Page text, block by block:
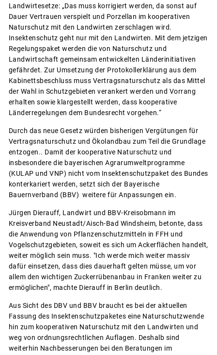
Landwirtesetze: „Das muss korrigiert werden, da sonst auf
Dauer Vertrauen verspielt und Porzellan im kooperativen
Naturschutz mit den Landwirten zerschlagen wird.
Insektenschutz geht nur mit den Landwirten. Mit dem jetzigen
Regelungspaket werden die von Naturschutz und
Landwirtschaft gemeinsam entwickelten Länderinitiativen
gefährdet. Zur Umsetzung der Protokollerklärung aus dem
Kabinettsbeschluss muss Vertragsnaturschutz als das Mittel
der Wahl in Schutzgebieten verankert werden und Vorrang
erhalten sowie klargestellt werden, dass kooperative
Länderregelungen dem Bundesrecht vorgehen.“
Durch das neue Gesetz würden bisherigen Vergütungen für
Vertragsnaturschutz und Ökolandbau zum Teil die Grundlage
entzogen.. Damit der kooperative Naturschutz und
insbesondere die bayerischen Agrarumweltprogramme
(KULAP und VNP) nicht vom Insektenschutzpaket des Bundes
konterkariert werden, setzt sich der Bayerische
Bauernverband (BBV) weitere für Anpassungen ein.
Jürgen Dierauff, Landwirt und BBV-Kreisobmann im
Kreisverband Neustadt/Aisch-Bad Windsheim, betonte, dass
die Anwendung von Pflanzenschutzmitteln in FFH und
Vogelschutzgebieten, soweit es sich um Ackerflächen handelt,
weiter möglich sein muss. "Ich werde mich weiter massiv
dafür einsetzen, dass dies dauerhaft gelten müsse, um vor
allem den wichtigen Zuckerrübenanbau in Franken weiter zu
ermöglichen", machte Dierauff in Berlin deutlich.
Aus Sicht des DBV und BBV braucht es bei der aktuellen
Fassung des Insektenschutzpaketes eine Naturschutzwende
hin zum kooperativen Naturschutz mit den Landwirten und
weg von ordnungsrechtlichen Auflagen. Deshalb sind
weiterhin Nachbesserungen bei den Beratungen im